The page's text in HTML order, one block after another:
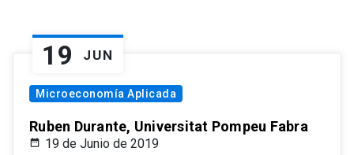
19 JUN
Microeconomía Aplicada
Ruben Durante, Universitat Pompeu Fabra
19 de Junio de 2019